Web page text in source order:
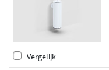
Vergelijk